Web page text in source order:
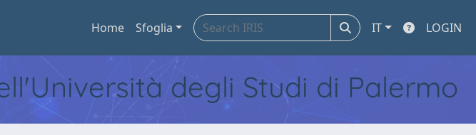
Home Sfoglia IT LOGIN
degli Studi di Palermo